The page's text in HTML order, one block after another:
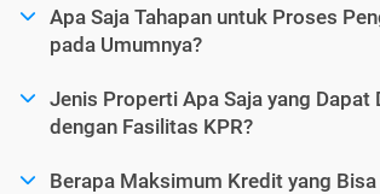
Apa Saja Tahapan untuk Proses
pada Umumnya?
Jenis Properti Apa Saja yang Dapat
dengan Fasilitas KPR?
Berapa Maksimum Kredit yang